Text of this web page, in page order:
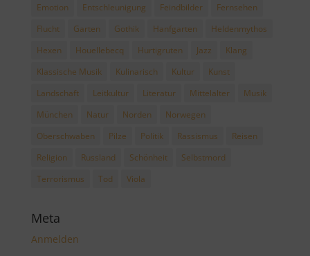
Emotion
Entschleunigung Feindbilder
Fernsehen
Flucht
Garten Gothik Hanfgarten
Heldenmythos
Hexen
Houellebecq Hurtigruten Jazz
Klang
Klassische Musik
Kulinarisch Kultur
Kunst
Landschaft
Leitkultur Literatur Mittelalter
Musik
München
Natur Norden
Norwegen
Oberschwaben
Pilze Politik Rassismus
Reisen
Religion
Russland Schönheit
Selbstmord
Terrorismus
Tod Viola
Meta
Anmelden